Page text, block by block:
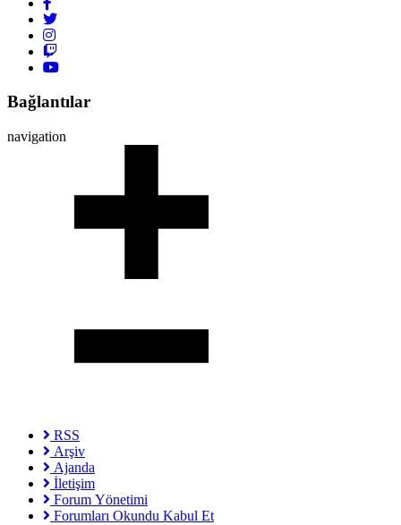
Bağlantılar
navigation
RSS
Arşiv
Ajanda
İletişim
Forum Yönetimi
Forumları Okundu Kabul Et